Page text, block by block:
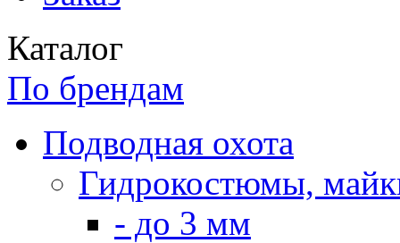
Каталог
По брендам
Подводная охота
Гидрокостюмы,
- до 3 мм